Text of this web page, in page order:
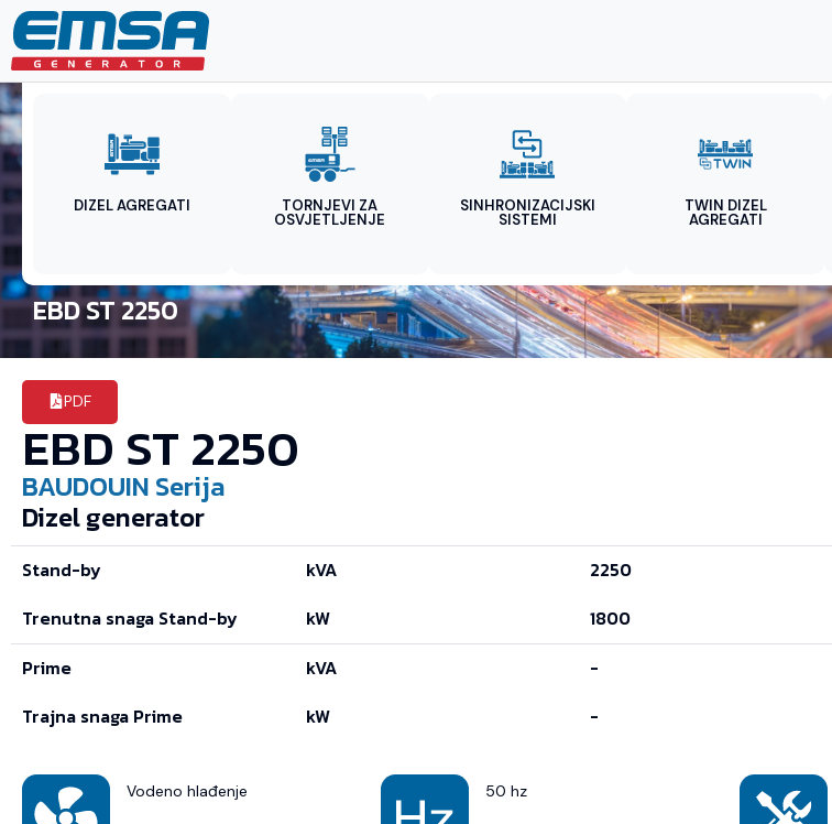
DIZEL AGREGATI TORNJEVI ZA
OSVJETLJENJE
SINHRONIZACIJSKI
SISTEMI
TWIN DIZEL
AGREGATI
EBD ST 2250
PDF
EBD ST 2250
BAUDOUIN Serija
Dizel generator
Stand-by kVA
2250
Trenutna snaga Stand-by
kW
1800
Prime
kVA
-
Trajna snaga Prime
kW -
Vodeno hlađenje 50 hz